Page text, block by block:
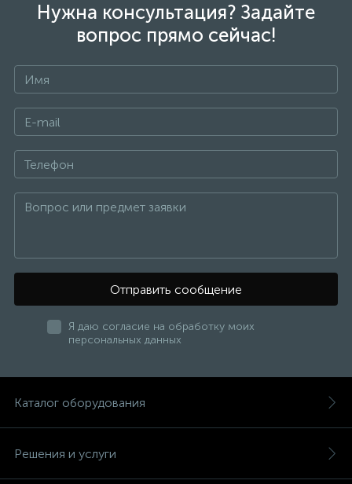
Нужна консультация? Задайте
вопрос прямо сейчас!
Отправить сообщение
Я даю согласие на обработку моих
персональных данных
Каталог оборудования
Решения и услуги